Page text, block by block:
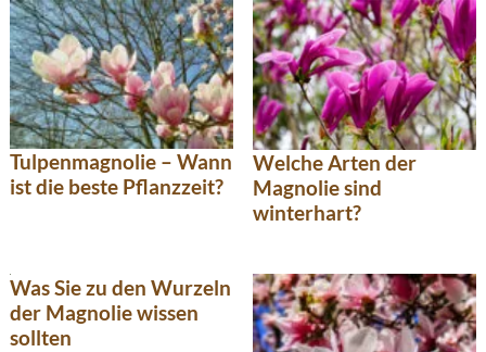
Tulpenmagnolie – Wann
ist die beste Pflanzzeit?
Welche Arten der
Magnolie sind
winterhart?
Was Sie zu den Wurzeln
der Magnolie wissen
sollten